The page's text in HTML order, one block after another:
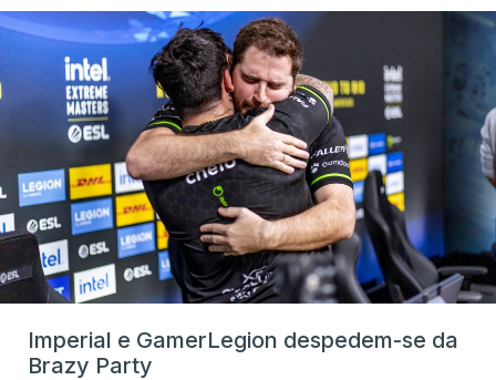
Imperial e GamerLegion despedem-se da
Brazy Party